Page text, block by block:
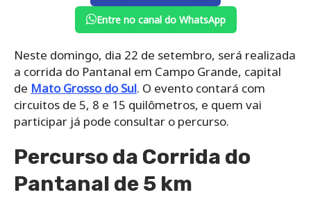
Entre no canal do WhatsApp
Neste domingo, dia 22 de setembro, será realizada
a corrida do Pantanal em Campo Grande, capital
de Mato Grosso do Sul. O evento contará com
circuitos de 5, 8 e 15 quilômetros, e quem vai
participar já pode consultar o percurso.
Percurso da Corrida do
Pantanal de 5 km